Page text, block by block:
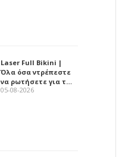
Laser Full Bikini |
Όλα όσα ντρέπεστε
να ρωτήσετε για τ…
05-08-2026